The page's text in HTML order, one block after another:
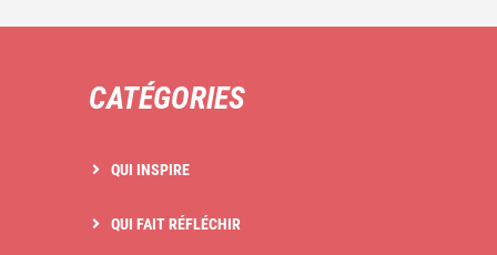
CATÉGORIES
QUI INSPIRE
QUI FAIT RÉFLÉCHIR